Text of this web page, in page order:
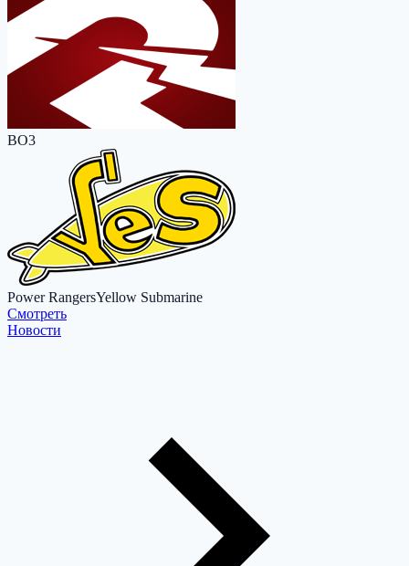
BO3
Power RangersYellow Submarine
Cмотреть
Новости